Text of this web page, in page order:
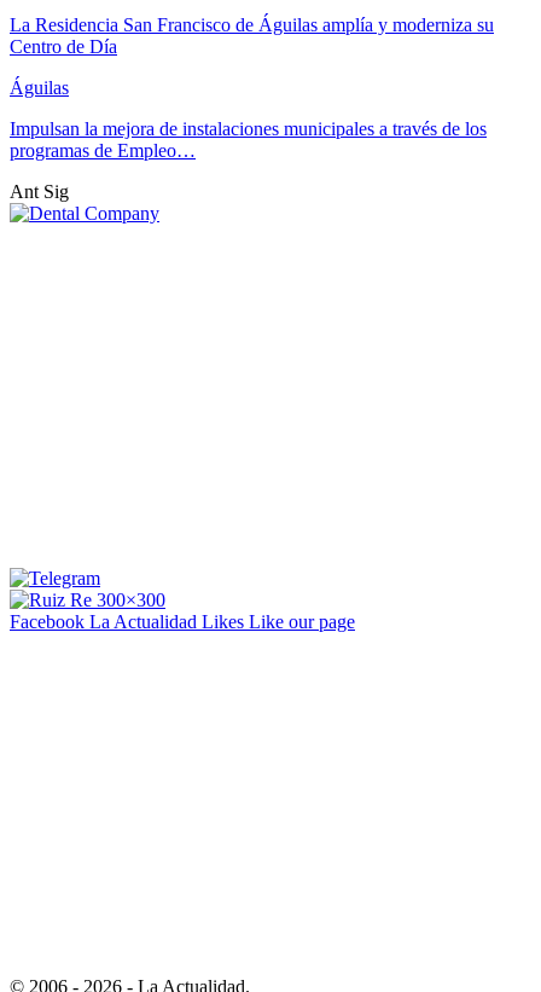
La Residencia San Francisco de Águilas amplía y moderniza su
Centro de Día
Águilas
Impulsan la mejora de instalaciones municipales a través de los
programas de Empleo…
Ant Sig
Facebook La Actualidad Likes Like our page
© 2006 - 2026 - La Actualidad.